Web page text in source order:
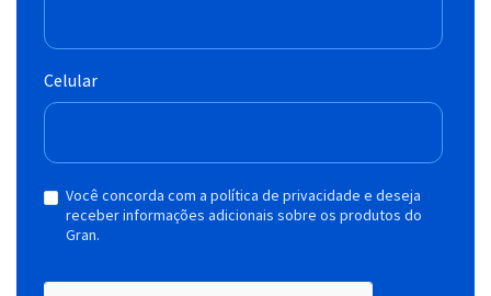
Celular
Você concorda com a política de privacidade e deseja
receber informações adicionais sobre os produtos do
Gran.